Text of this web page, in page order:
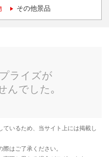
その他景品